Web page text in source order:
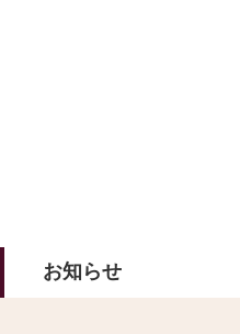
お知らせ